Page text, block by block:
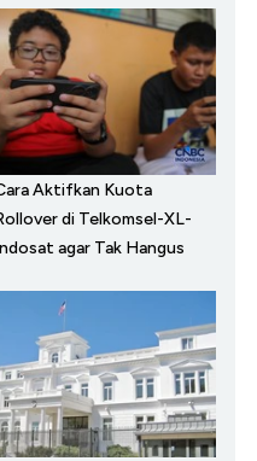
Aktifkan Kuota
di Telkomsel-XL-
agar Tak Hangus